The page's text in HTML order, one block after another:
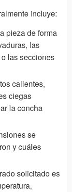
incluye:
pieza de forma
las
las secciones
calientes,
ciegas
la concha
se
y cuáles
solicitado es